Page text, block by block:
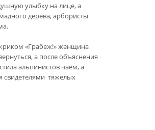
улыбку на лице, а
дерева, арбористы
«Грабеж!» женщина
а после объяснения
альпинистов чаем, а
свидетелями тяжелых